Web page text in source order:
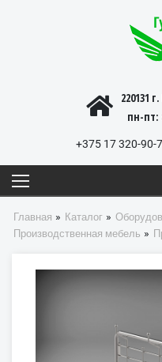
220131
пн-пт:
+375 17 320-90-
Главная » Каталог »
Производственная мебель »